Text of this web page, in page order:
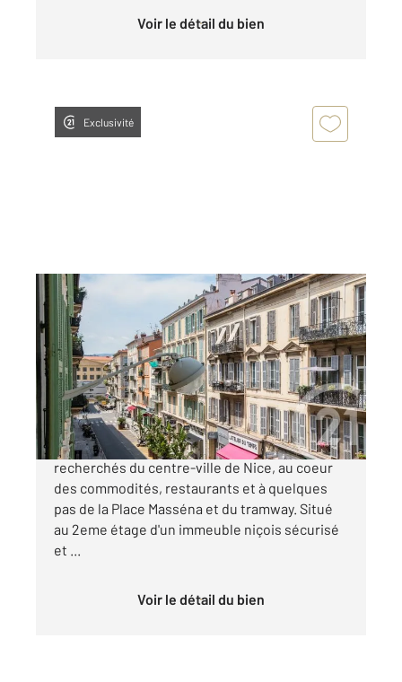
Voir le détail du bien
Exclusivité
NICE 06
44 m
Ref : 2286
Appartement T2 à vendre
268 000 €
NICE - WILSON: Dans l'un des quartiers les plus
recherchés du centre-ville de Nice, au coeur
des commodités, restaurants et à quelques
pas de la Place Masséna et du tramway. Situé
au 2eme étage d'un immeuble niçois sécurisé
et ...
Voir le détail du bien